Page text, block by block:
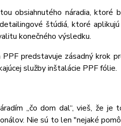
obsiahnutého náradia, ktoré
štúdiá, ktoré
konečného výsledku.
predstavuje zásadný krok
služby inštalácie PPF fólie.
„čo dom dal“, vieš, že je
Nie sú to len "nejaké